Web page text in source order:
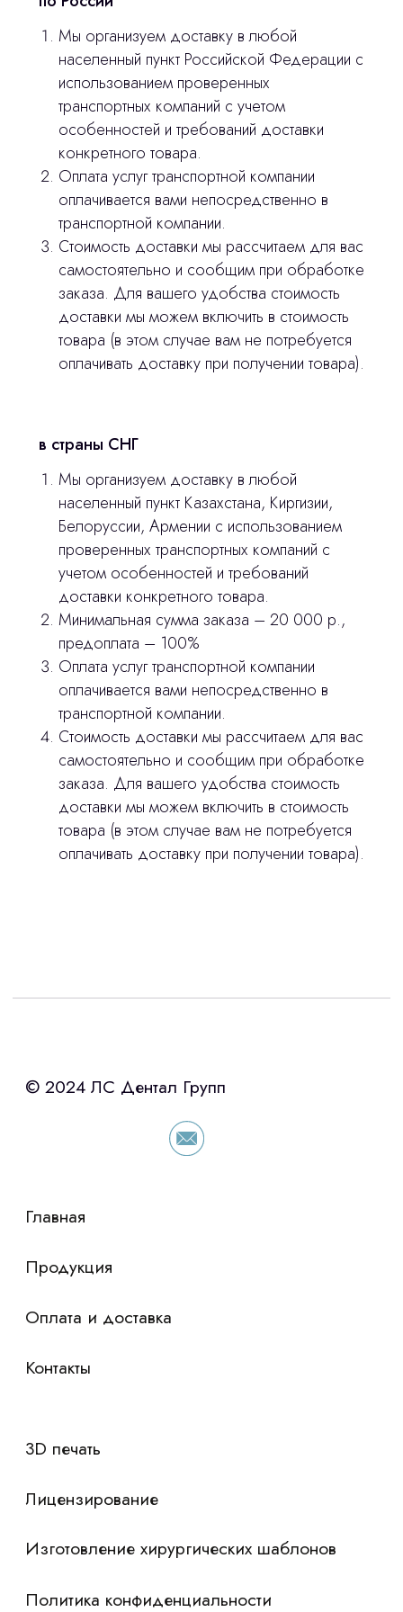
Мы организуем доставку в любой
населенный пункт Российской Федерации с
использованием проверенных
транспортных компаний с учетом
особенностей и требований доставки
конкретного товара.
Оплата услуг транспортной компании
оплачивается вами непосредственно в
транспортной компании.
Стоимость доставки мы рассчитаем для вас
самостоятельно и сообщим при обработке
заказа. Для вашего удобства стоимость
доставки мы можем включить в стоимость
товара (в этом случае вам не потребуется
оплачивать доставку при получении товара).
в страны СНГ
Мы организуем доставку в любой
населенный пункт Казахстана, Киргизии,
Белоруссии, Армении с использованием
проверенных транспортных компаний с
учетом особенностей и требований
доставки конкретного товара.
Минимальная сумма заказа – 20 000 р.,
предоплата – 100%
Оплата услуг транспортной компании
оплачивается вами непосредственно в
транспортной компании.
Стоимость доставки мы рассчитаем для вас
самостоятельно и сообщим при обработке
заказа. Для вашего удобства стоимость
доставки мы можем включить в стоимость
товара (в этом случае вам не потребуется
оплачивать доставку при получении товара).
Остались вопросы
оставьте контакты, мы свяжемся и
ответим на все вопросы
Интересует лизинг?
«Уралпромлизинг» подберем выгодные
условия по лизингу оборудования,
просто оставьте контакты чтобы мы
сориентировали по условиям
© 2024 ЛС Дентал Групп
сделано
Главная
Продукция
3D печать
Лицензирование
Изготовление хирургических шаблонов
Оплата и доставка
Политика конфиденциальности
stasicus